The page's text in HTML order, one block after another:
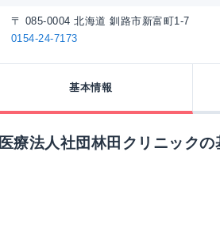
〒 085-0004 北海道 釧路市新富町1-7
0154-24-7173
基本情報
医療法人社団林田クリニックの